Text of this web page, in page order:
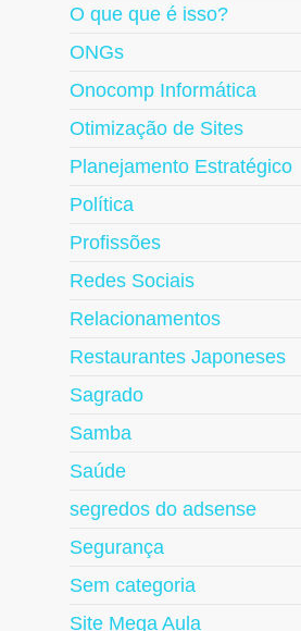
O que que é isso?
ONGs
Onocomp Informática
Otimização de Sites
Planejamento Estratégico
Política
Profissões
Redes Sociais
Relacionamentos
Restaurantes Japoneses
Sagrado
Samba
Saúde
segredos do adsense
Segurança
Sem categoria
Site Mega Aula